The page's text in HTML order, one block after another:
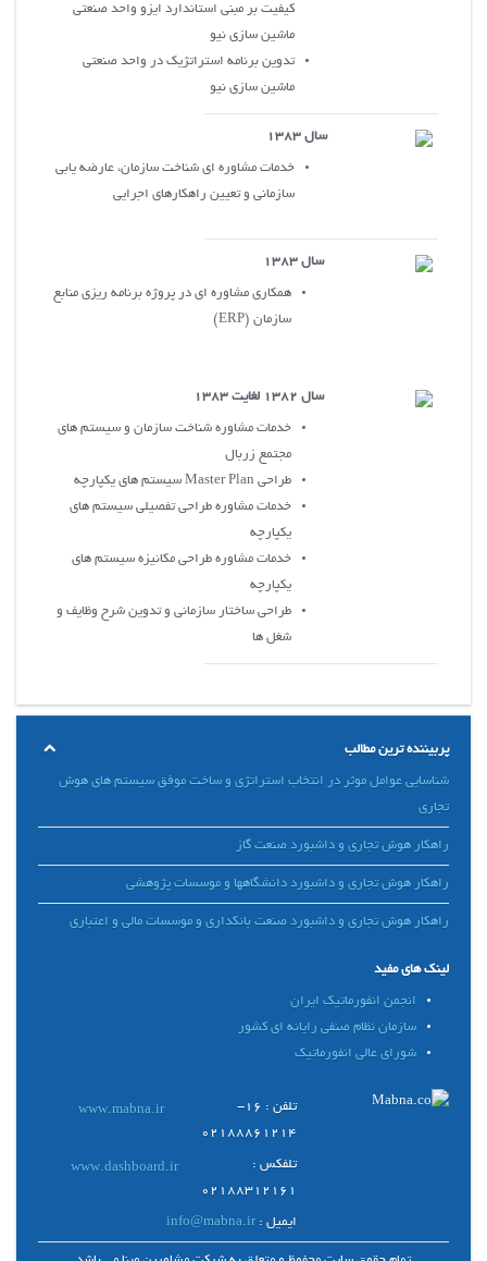
کيفيت بر مبني استاندارد ايزو واحد صنعتي
ماشين سازي نيو
تدوين برنامه استراتژيک در واحد صنعتي
ماشين سازي نيو
سال 1383
خدمات مشاوره اي شناخت سازمان، عارضه يابي
سازماني و تعيين راهکارهاي اجرايي
سال 1383
همکاري مشاوره اي در پروژه برنامه ريزي منابع
سازمان (ERP)
سال 1382 لغايت 1383
خدمات مشاوره شناخت سازمان و سيستم هاي
مجتمع زربال
طراحي Master Plan سيستم هاي يکپارچه
خدمات مشاوره طراحي تفصيلي سيستم هاي
يکپارچه
خدمات مشاوره طراحي مکانيزه سيستم هاي
يکپارچه
طراحي ساختار سازماني و تدوين شرح وظايف و
شغل ها
پربیننده ترین مطالب
شناسایی عوامل موثر در انتخاب استراتژی و ساخت موفق سیستم های هوش
تجاری
راهکار هوش تجاری و داشبورد صنعت گاز
راهکار هوش تجاری و داشبورد دانشگاهها و موسسات پژوهشی
راهکار هوش تجاری و داشبورد صنعت بانکداری و موسسات مالی و اعتباری
لینک های مفید
انجمن انفورماتیک ایران
سازمان نظام صنفی رایانه ای کشور
شورای عالی انفورماتیک
www.mabna.ir
تلفن : 16-
02188861214
www.dashboard.ir
تلفکس :
02188312161
ایمیل :info@mabna.ir